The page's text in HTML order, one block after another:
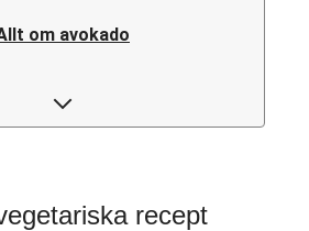
om avokado
- Vanliga frågor
recept